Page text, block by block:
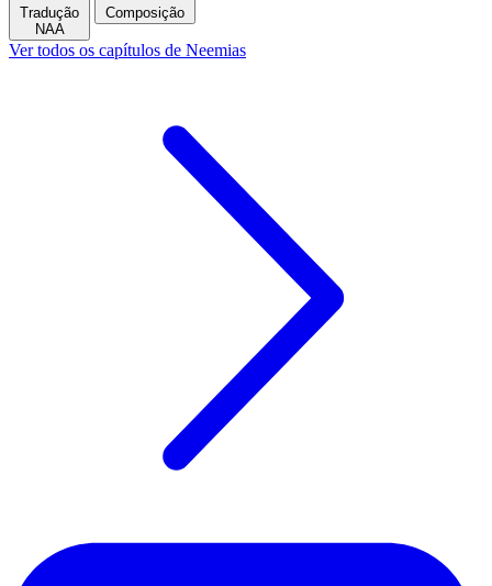
Tradução
NAA
Composição
Ver todos os capítulos de Neemias